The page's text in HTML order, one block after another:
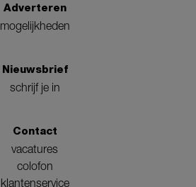
Adverteren
mogelijkheden
Nieuwsbrief
schrijf je in
Contact
vacatures
colofon
klantenservice